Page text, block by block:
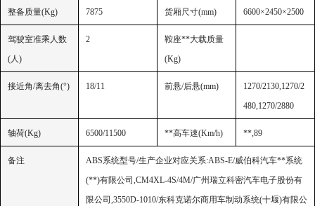
整备质量(Kg) 7875 货厢尺寸(mm) 6600×2450×2500
驾驶室准乘人数
(人)
2
鞍座**大载质量
(Kg)
接近角/离去角(°) 18/11 前悬/后悬(mm)
1270/2130,1270/2
480,1270/2880
轴荷(Kg) 6500/11500 **高车速(Km/h) **,89
备注 ABS系统型号/生产企业对应关系:ABS-E/威伯科汽车**系统
(**)有限公司 ,CM4XL-4S/4M/广州瑞立科密汽车电子股份有
限公司 ,3550D-1010/东科克诺尔商用车制动系统(十堰)有限公